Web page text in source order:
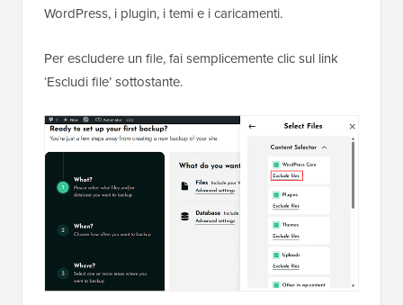
WordPress, i plugin, i temi e i caricamenti.
Per escludere un file, fai semplicemente clic sul link
‘Escludi file’ sottostante.